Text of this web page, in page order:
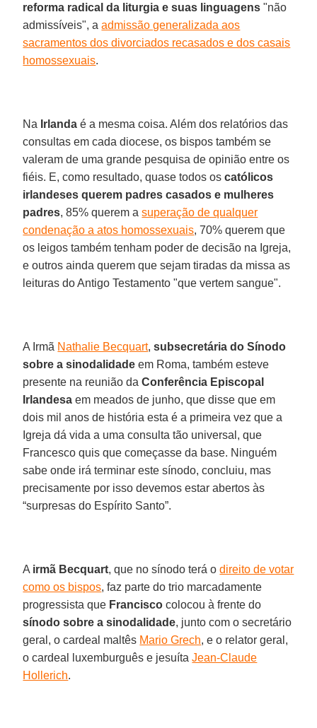
reforma radical da liturgia e suas linguagens "não
admissíveis", aadmissão generalizada aos
sacramentos dos divorciados recasados e dos casais
homossexuais.
Na Irlanda é a mesma coisa. Além dos relatórios das
consultas em cada diocese, os bispos também se
valeram de uma grande pesquisa de opinião entre os
fiéis. E, como resultado, quase todos oscatólicos
irlandeses querem padres casados e mulheres
padres, 85% querem asuperação de qualquer
condenação a atos homossexuais, 70% querem que
os leigos também tenham poder de decisão na Igreja,
e outros ainda querem que sejam tiradas da missa as
leituras do Antigo Testamento "que vertem sangue".
A Irmã Nathalie Becquart,subsecretária do Sínodo
sobre a sinodalidade em Roma, também esteve
presente na reunião daConferência Episcopal
Irlandesa em meados de junho, que disse que em
dois mil anos de história esta é a primeira vez que a
Igreja dá vida a uma consulta tão universal, que
Francesco quis que começasse da base. Ninguém
sabe onde irá terminar este sínodo, concluiu, mas
precisamente por isso devemos estar abertos às
“surpresas do Espírito Santo”.
A irmã Becquart, que no sínodo terá odireito de votar
como os bispos, faz parte do trio marcadamente
progressista que Francisco colocou à frente do
sínodo sobre a sinodalidade, junto com o secretário
geral, o cardeal maltês Mario Grech, e o relator geral,
o cardeal luxemburguês e jesuítaJean-Claude
Hollerich.